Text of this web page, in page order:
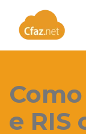
Como
e RIS